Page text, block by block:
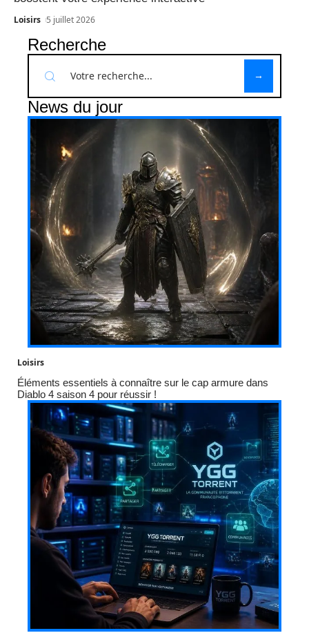
Loisirs 5 juillet 2026
Recherche
News du jour
Loisirs
Éléments essentiels à connaître sur le cap armure dans
Diablo 4 saison 4 pour réussir !